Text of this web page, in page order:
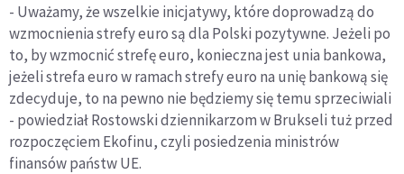
- Uważamy, że wszelkie inicjatywy, które doprowadzą do
wzmocnienia strefy euro są dla Polski pozytywne. Jeżeli po
to, by wzmocnić strefę euro, konieczna jest unia bankowa,
jeżeli strefa euro w ramach strefy euro na unię bankową się
zdecyduje, to na pewno nie będziemy się temu sprzeciwiali
- powiedział Rostowski dziennikarzom w Brukseli tuż przed
rozpoczęciem Ekofinu, czyli posiedzenia ministrów
finansów państw UE.